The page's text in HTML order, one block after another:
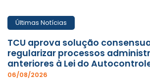
Últimas Notícias
TCU aprova solução
regularizar processos
anteriores à Lei do
06/08/2026